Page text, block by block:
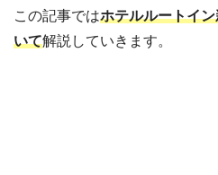
この記事ではホテルルートイ
いて解説していきます。